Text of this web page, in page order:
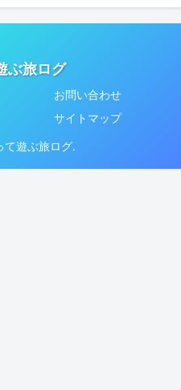
ぶ旅ログ
お問い合わせ
サイトマップ
遊ぶ旅ログ.